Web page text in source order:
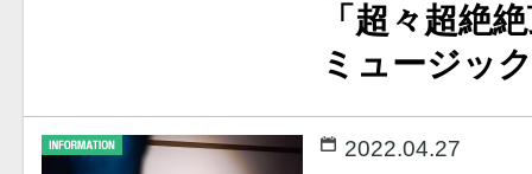
「超々超絶
ミュージッ
2022.04.27